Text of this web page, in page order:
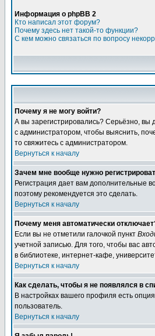
Информация о phpBB 2
Кто написал этот форум?
Почему здесь нет такой-то функции?
С кем можно связаться по вопросу
Почему я не могу войти?
А вы зарегистрировались? Серьёзно, вы
с администратором, чтобы выяснить,
то свяжитесь с администратором.
Вернуться к началу
Зачем мне вообще нужно
Регистрация дает вам дополнительные
поэтому рекомендуется это сделать.
Вернуться к началу
Почему меня автоматически
Если вы не отметили галочкой пункт
учетной записью. Для того, чтобы вас
в библиотеке, интернет-кафе,
Вернуться к началу
Как сделать, чтобы я не появлялся в
В настройках вашего профиля есть опция
пользователь.
Вернуться к началу